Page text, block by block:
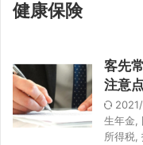
健康保険
客先
注意
生年金
所得税